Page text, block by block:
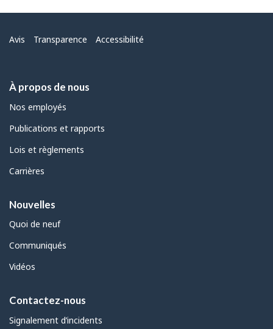
Menu
Avis Transparence Accessibilité
À propos de nous
Nos employés
Publications et rapports
Lois et règlements
Carrières
Nouvelles
Quoi de neuf
Communiqués
Vidéos
Contactez-nous
Signalement d’incidents